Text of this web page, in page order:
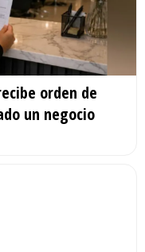
orden de
un negocio